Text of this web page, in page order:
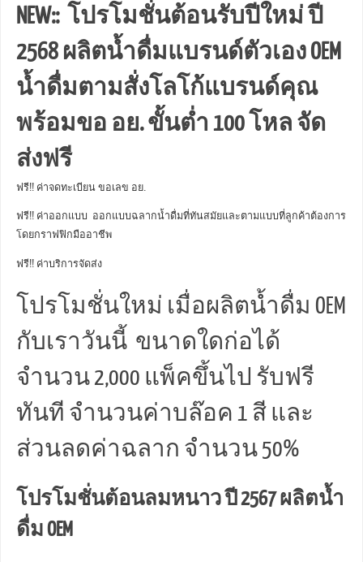
NEW:: โปรโมชั่นต้อนรับปีใหม่ ปี
2568 ผลิตน้ำดื่มแบรนด์ตัวเอง OEM
น้ำดื่มตามสั่งโลโก้แบรนด์คุณ
พร้อมขอ อย. ขั้นต่ำ 100 โหล จัด
ส่งฟรี
ฟรี!! ค่าจดทะเบียน ขอเลข อย.
ฟรี!! ค่าออกแบบ ออกแบบฉลากน้ำดื่มที่ทันสมัยและตามแบบที่ลูกค้าต้องการ
โดยกราฟฟิกมืออาชีพ
ฟรี!! ค่าบริการจัดส่ง
โปรโมชั่นใหม่ เมื่อผลิตน้ำดื่ม OEM
กับเราวันนี้ ขนาดใดก่อได้
จำนวน 2,000 แพ็คขึ้นไป รับฟรี
ทันที จำนวนค่าบล๊อค 1 สี และ
ส่วนลดค่าฉลาก จำนวน 50%
โปรโมชั่นต้อนลมหนาว ปี 2567 ผลิตน้ำ
ดื่ม OEM